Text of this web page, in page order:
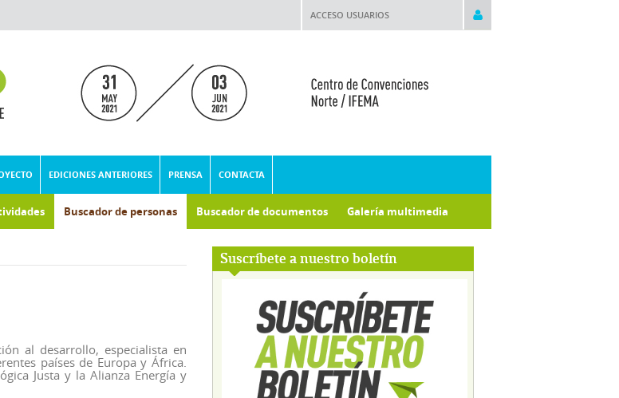
ACCESO USUARIOS
EDICIONES ANTERIORES PRENSA CONTACTA
Buscador de personas Buscador de documentos Galería multimedia
Suscríbete a nuestro boletín
al desarrollo, especialista en
países de Europa y África.
Justa y la Alianza Energía y